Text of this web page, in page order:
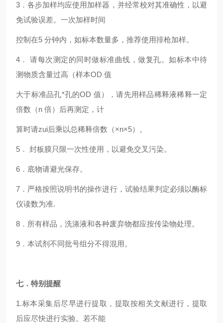
3 ．各步加样均应使用加样器，并经常校对其准确性，以避
免试验误差。一次加样时间
控制在5 分钟内，如标本数量多，推荐使用排枪加样。
4 ． 请每次测定的同时做标准曲线，做复孔。如标本中待
测物质含量过高（样本OD 值
大于标准品孔*孔的OD 值），请先用样品稀释液稀释一定
倍数（n 倍）后再测定，计
算时请zui后乘以总稀释倍数（×n×5）。
5 ． 封板膜只限一次性使用，以避免交叉污染。
6 ．底物请避光保存。
7 ．严格按照说明书的操作进行，试验结果判定必须以酶标
仪读数为准.
8 ．所有样品，洗涤液和各种废弃物都应按传染物处理。
9 ．本试剂不同批号组分不得混用。
七．特别提醒
1.标本采集后尽早进行提取，提取按相关文献进行，提取
后应尽快进行实验。若不能